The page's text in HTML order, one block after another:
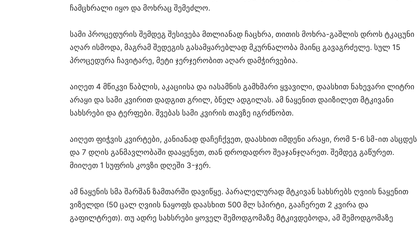
ჩამცხრალი იყო და მოხრაც შემეძლო.
სამი პროცედურის შემდეგ შესივება მთლიანად ჩაცხრა, თითის მოხრა-გაშლის დროს ტკაცუნი
აღარ ისმოდა, მაგრამ შედეგის გასამყარებლად მკურნალობა მაინც გავაგრძელე. სულ 15
პროცედურა ჩავიტარე, მეტი ჯერჯერობით აღარ დამჭირვებია.
აიღეთ 4 მწიკვი წაბლის, აკაციისა და იასამნის გამხმარი ყვავილი, დაასხით ნახევარი ლიტრი
არაყი და სამი კვირით დადგით გრილ, ბნელ ადგილას. ამ ნაყენით დაიზილეთ მტკივანი
სახსრები და ტერფები. შვებას სამი კვირის თავზე იგრძნობთ.
აიღეთ ფიჭვის კვირტები, კანიანად დაჩეჩქვეთ, დაასხით იმდენი არაყი, რომ 5-6 სმ-ით ასცდეს
და 7 დღის განმავლობაში დააყენეთ, თან დროდადრო შეაჯანჯღარეთ. შემდეგ გაწურეთ.
მიიღეთ 1 სუფრის კოვზი დღეში 3-ჯერ.
ამ ნაყენის სმა შარშან ზამთარში დავიწყე. პარალელურად მტკივან სახსრებს ღვიის ნაყენით
ვიზელდი (50 ცალ ღვიის ნაყოფს დაასხით 500 მლ სპირტი, გააჩერეთ 2 კვირა და
გაფილტრეთ). თუ ადრე სახსრები ყოველ შემოდგომაზე მტკივდებოდა, ამ შემოდგომაზე